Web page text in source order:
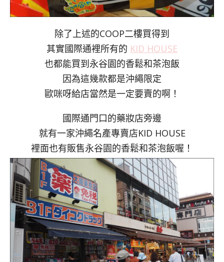
除了上述的COOP二樓買得到
其實國際通裡所有的 KID HOUSE
也都能買到永谷園的香鬆和茶泡飯
因為這幾款都是沖繩限定
歐咪呀給店當然是一定要賣的啊！
國際通門口的藥妝店旁邊
就有一家沖繩名產專賣店KID HOUSE
裡面也有販售永谷園的香鬆和茶泡飯喔！